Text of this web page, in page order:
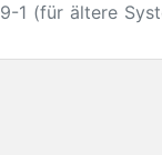
1 (für ältere